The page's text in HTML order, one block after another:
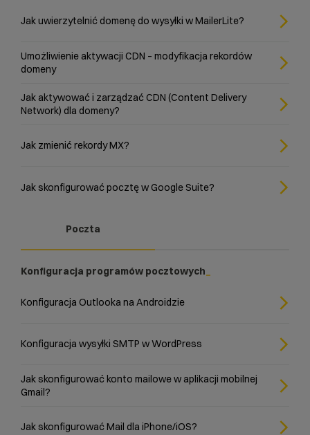
Jak uwierzytelnić domenę do wysyłki w MailerLite?
Umożliwienie aktywacji CDN – modyfikacja rekordów
domeny
Jak aktywować i zarządzać CDN (Content Delivery
Network) dla domeny?
Jak zmienić rekordy MX?
Jak skonfigurować pocztę w Google Suite?
Poczta
Konfiguracja programów pocztowych
Konfiguracja Outlooka na Androidzie
Konfiguracja wysyłki SMTP w WordPress
Jak skonfigurować konto mailowe w aplikacji mobilnej
Gmail?
Jak skonfigurować Mail dla iPhone/iOS?